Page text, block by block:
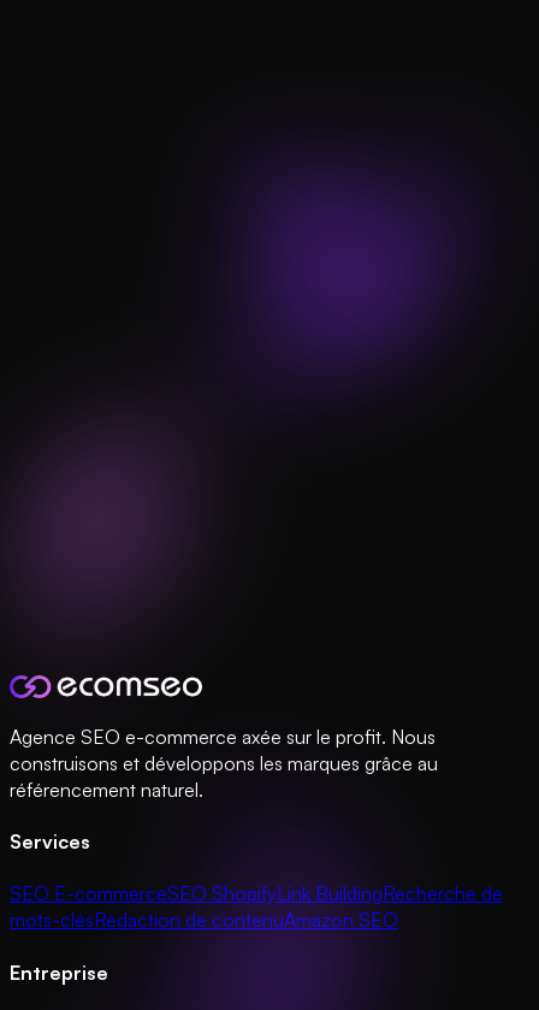
Agence SEO e-commerce axée sur le profit. Nous
construisons et développons les marques grâce au
référencement naturel.
Services
SEO E-commerceSEO ShopifyLink BuildingRecherche de
mots-clésRédaction de contenuAmazon SEO
Entreprise